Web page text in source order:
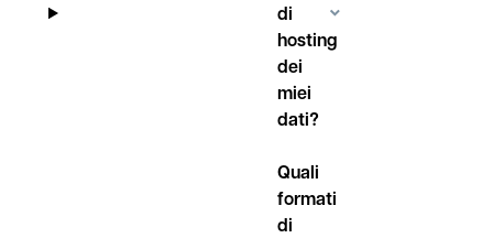
di
hosting
dei
miei
dati?
Quali
formati
di